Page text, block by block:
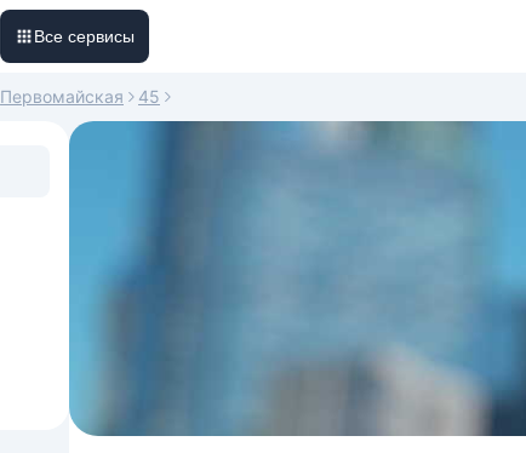
Все сервисы
Первомайская 45